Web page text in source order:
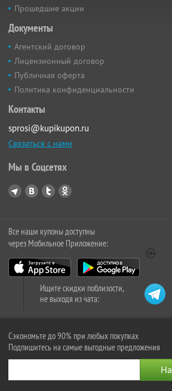
Прошедшие акции
Документы
Агентский договор
Лицензионный договор
Публичная оферта
Политика конфиденциальности
Контакты
sprosi@kupikupon.ru
Связаться с нами
Мы в Соцсетях
Все наши купоны доступны
через Мобильное Приложение:
Ищите скидки поблизости,
не выходя из чата:
Сэкономьте до 90% при любых покупках
Подпишитесь на самые выгодные предложения